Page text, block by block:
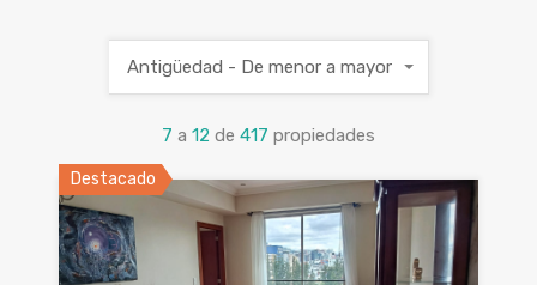
7 a 12 de 417 propiedades
Antigüedad - De menor a mayor
Destacado